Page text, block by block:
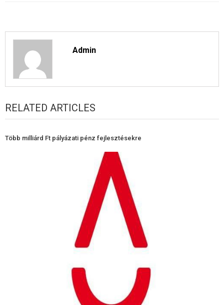
Admin
RELATED ARTICLES
Több milliárd Ft pályázati pénz fejlesztésekre